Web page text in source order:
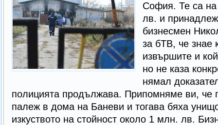
София. Те са на
лв. и
бизнесмен
за бТВ, че знае
извършите и
но не каза
нямал
полицията продължава. Припомняме ви, че
палеж в дома на Баневи и тогава бяха
изкуството на стойност около 1 млн. лв.